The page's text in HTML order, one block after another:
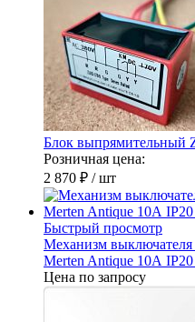
Блок выпрямительный
Розничная цена:
2 870 ₽ / шт
Быстрый просмотр
Механизм
Merten Antique 10А
Цена по запросу